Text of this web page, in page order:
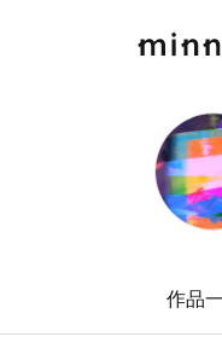
作品